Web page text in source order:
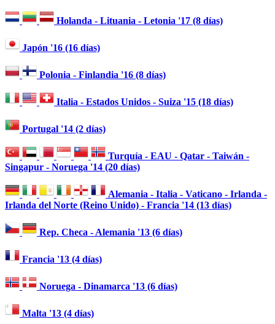
Holanda - Lituania - Letonia '17 (8 días)
Japón '16 (16 días)
Polonia - Finlandia '16 (8 días)
Italia - Estados Unidos - Suiza '15 (18 días)
Portugal '14 (2 días)
Turquía - EAU - Qatar - Taiwán -
Singapur - Noruega '14 (20 días)
Alemania - Italia - Vaticano - Irlanda -
Irlanda del Norte (Reino Unido) - Francia '14 (13 días)
Rep. Checa - Alemania '13 (6 días)
Francia '13 (4 días)
Noruega - Dinamarca '13 (6 días)
Malta '13 (4 días)